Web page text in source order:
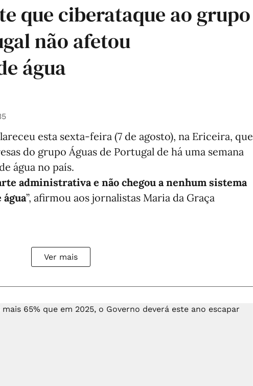
que ciberataque ao grupo
não afetou
água
esta sexta-feira (7 de agosto), na Ericeira, que
do grupo Águas de Portugal de há uma semana
água no país.
administrativa e não chegou a nenhum sistema
”, afirmou aos jornalistas Maria da Graça
Ver mais